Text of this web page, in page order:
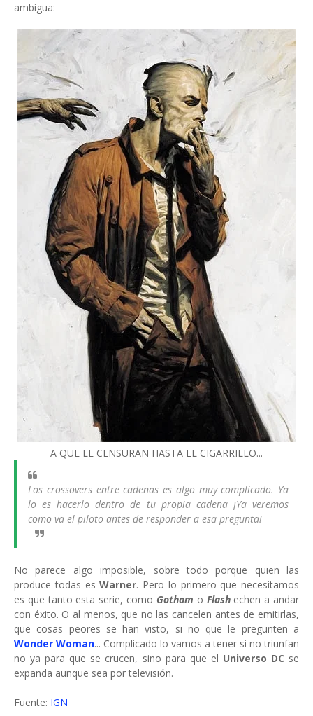
ambigua:
A QUE LE CENSURAN HASTA EL CIGARRILLO...
Los crossovers entre cadenas es algo muy complicado. Ya
lo es hacerlo dentro de tu propia cadena ¡Ya veremos
como va el piloto antes de responder a esa pregunta!
No parece algo imposible, sobre todo porque quien las
produce todas esWarner. Pero lo primero que necesitamos
es que tanto esta serie, como Gotham o Flash echen a andar
con éxito. O al menos, que no las cancelen antes de emitirlas,
que cosas peores se han visto, si no que le pregunten a
Wonder Woman... Complicado lo vamos a tener si no triunfan
no ya para que se crucen, sino para que el Universo DC se
expanda aunque sea por televisión.
Fuente: IGN